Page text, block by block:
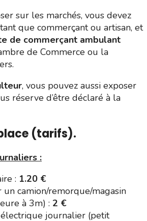
sur les marchés, vous devez
que commerçant ou artisan, et
de commerçant ambulant
de Commerce ou la
, vous pouvez aussi exposer
réserve d’être déclaré à la
(tarifs).
:
: 1.20 €
camion/remorque/magasin
à 3m) : 2 €
journalier (petit